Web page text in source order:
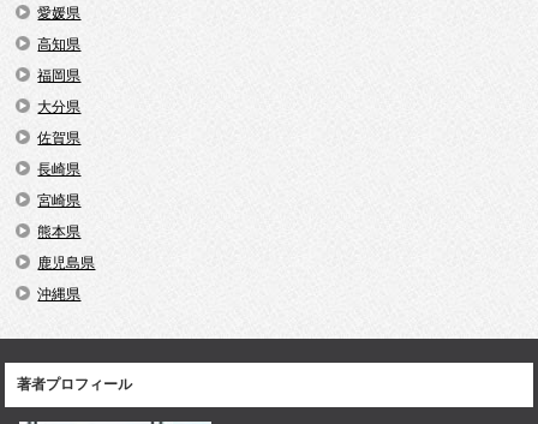
愛媛県
高知県
福岡県
大分県
佐賀県
長崎県
宮崎県
熊本県
鹿児島県
沖縄県
著者プロフィール